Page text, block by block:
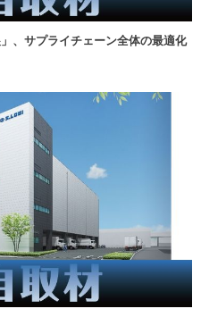
、サプライチェーン全体の最適化